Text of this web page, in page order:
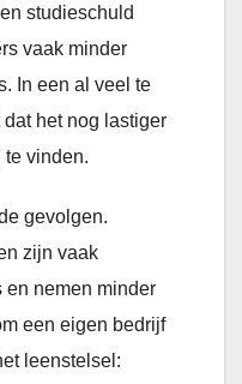
studieschuld
vaak minder
In een al veel te
het nog lastiger
te vinden.
gevolgen.
zijn vaak
en nemen minder
een eigen bedrijf
leenstelsel: